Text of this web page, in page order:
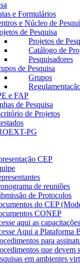
e Formulários
e Núcleo de
de Pesquisa
Projetos de
Catálogo de
Pesquisadores
de Pesquisa
Grupos
e FAP
de Pesquisa
de Projetos
PG
CEP
de reuniões
de Protocolos
do CEP
CONEP
aqui as
Aqui a Plataforma
para
que devem
em ambientes